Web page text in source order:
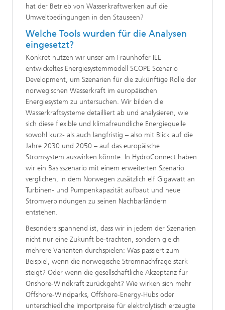
hat der Betrieb von Wasserkraftwerken auf die
Umweltbedingungen in den Stauseen?
Welche Tools wurden für die Analysen
eingesetzt?
Konkret nutzen wir unser am Fraunhofer IEE
entwickeltes Energiesystemmodell SCOPE Scenario
Development, um Szenarien für die zukünftige Rolle der
norwegischen Wasserkraft im europäischen
Energiesystem zu untersuchen. Wir bilden die
Wasserkraftsysteme detailliert ab und analysieren, wie
sich diese flexible und klimafreundliche Energiequelle
sowohl kurz- als auch langfristig – also mit Blick auf die
Jahre 2030 und 2050 – auf das europäische
Stromsystem auswirken könnte. In HydroConnect haben
wir ein Basisszenario mit einem erweiterten Szenario
verglichen, in dem Norwegen zusätzlich elf Gigawatt an
Turbinen- und Pumpenkapazität aufbaut und neue
Stromverbindungen zu seinen Nachbarländern
entstehen.
Besonders spannend ist, dass wir in jedem der Szenarien
nicht nur eine Zukunft be-trachten, sondern gleich
mehrere Varianten durchspielen: Was passiert zum
Beispiel, wenn die norwegische Stromnachfrage stark
steigt? Oder wenn die gesellschaftliche Akzeptanz für
Onshore-Windkraft zurückgeht? Wie wirken sich mehr
Offshore-Windparks, Offshore-Energy-Hubs oder
unterschiedliche Importpreise für elektrolytisch erzeugte